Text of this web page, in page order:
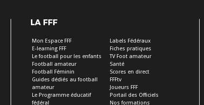
LA FFF
Mon Espace FFF
E-learning FFF
Le football pour les enfants
Football amateur
Football Féminin
Guides dédiés au football
amateur
Le Programme éducatif
fédéral
Labels Fédéraux
Fiches pratiques
TV Foot amateur
Santé
Scores en direct
FFFtv
Joueurs FFF
Portail des Officiels
Nos formations